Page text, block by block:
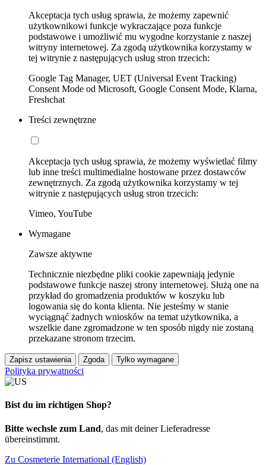
Akceptacja tych usług sprawia, że możemy zapewnić
użytkownikowi funkcje wykraczające poza funkcje
podstawowe i umożliwić mu wygodne korzystanie z naszej
witryny internetowej. Za zgodą użytkownika korzystamy w
tej witrynie z następujących usług stron trzecich:
Google Tag Manager, UET (Universal Event Tracking)
Consent Mode od Microsoft, Google Consent Mode, Klarna,
Freshchat
Treści zewnętrzne
Akceptacja tych usług sprawia, że możemy wyświetlać filmy
lub inne treści multimedialne hostowane przez dostawców
zewnętrznych. Za zgodą użytkownika korzystamy w tej
witrynie z następujących usług stron trzecich:
Vimeo, YouTube
Wymagane
Zawsze aktywne
Technicznie niezbędne pliki cookie zapewniają jedynie
podstawowe funkcje naszej strony internetowej. Służą one na
przykład do gromadzenia produktów w koszyku lub
logowania się do konta klienta. Nie jesteśmy w stanie
wyciągnąć żadnych wniosków na temat użytkownika, a
wszelkie dane zgromadzone w ten sposób nigdy nie zostaną
przekazane stronom trzecim.
Zapisz ustawienia Zgoda Tylko wymagane
Polityka prywatności
Bist du im richtigen Shop?
Bitte wechsle zum Land, das mit deiner Lieferadresse
übereinstimmt.
Zu Cosmeterie International (English)